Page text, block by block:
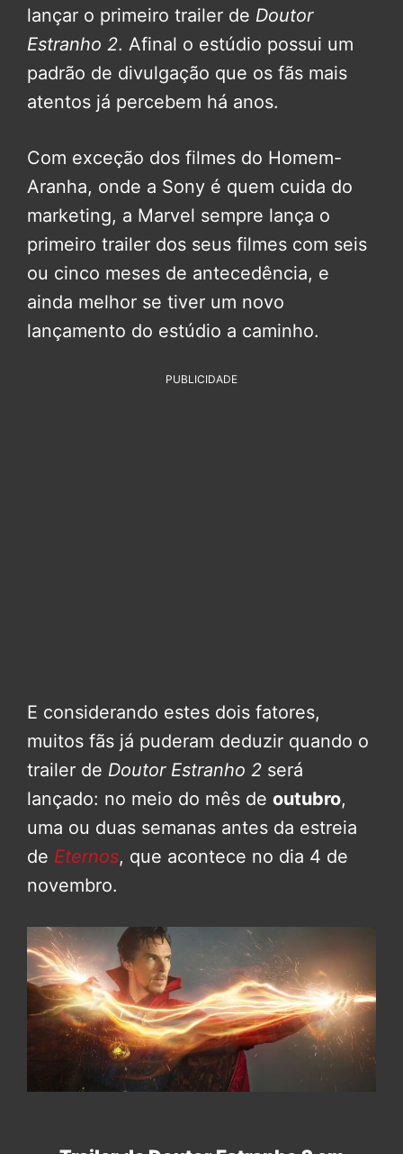
lançar o primeiro trailer de Doutor
Estranho 2. Afinal o estúdio possui um
padrão de divulgação que os fãs mais
atentos já percebem há anos.
Com exceção dos filmes do Homem-
Aranha, onde a Sony é quem cuida do
marketing, a Marvel sempre lança o
primeiro trailer dos seus filmes com seis
ou cinco meses de antecedência, e
ainda melhor se tiver um novo
lançamento do estúdio a caminho.
PUBLICIDADE
E considerando estes dois fatores,
muitos fãs já puderam deduzir quando o
trailer de Doutor Estranho 2 será
lançado: no meio do mês de outubro,
uma ou duas semanas antes da estreia
de Eternos, que acontece no dia 4 de
novembro.